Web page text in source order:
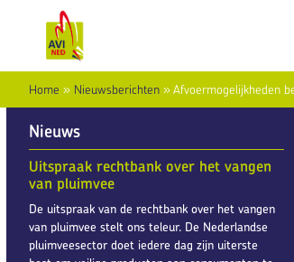
Home » Nieuwsberichten »Afvoermogelijkheden
Nieuws
Uitspraak rechtbank over het vangen
van pluimvee
De uitspraak van de rechtbank over het vangen
van pluimvee stelt ons teleur. De Nederlandse
pluimveesector doet iedere dag zijn uiterste